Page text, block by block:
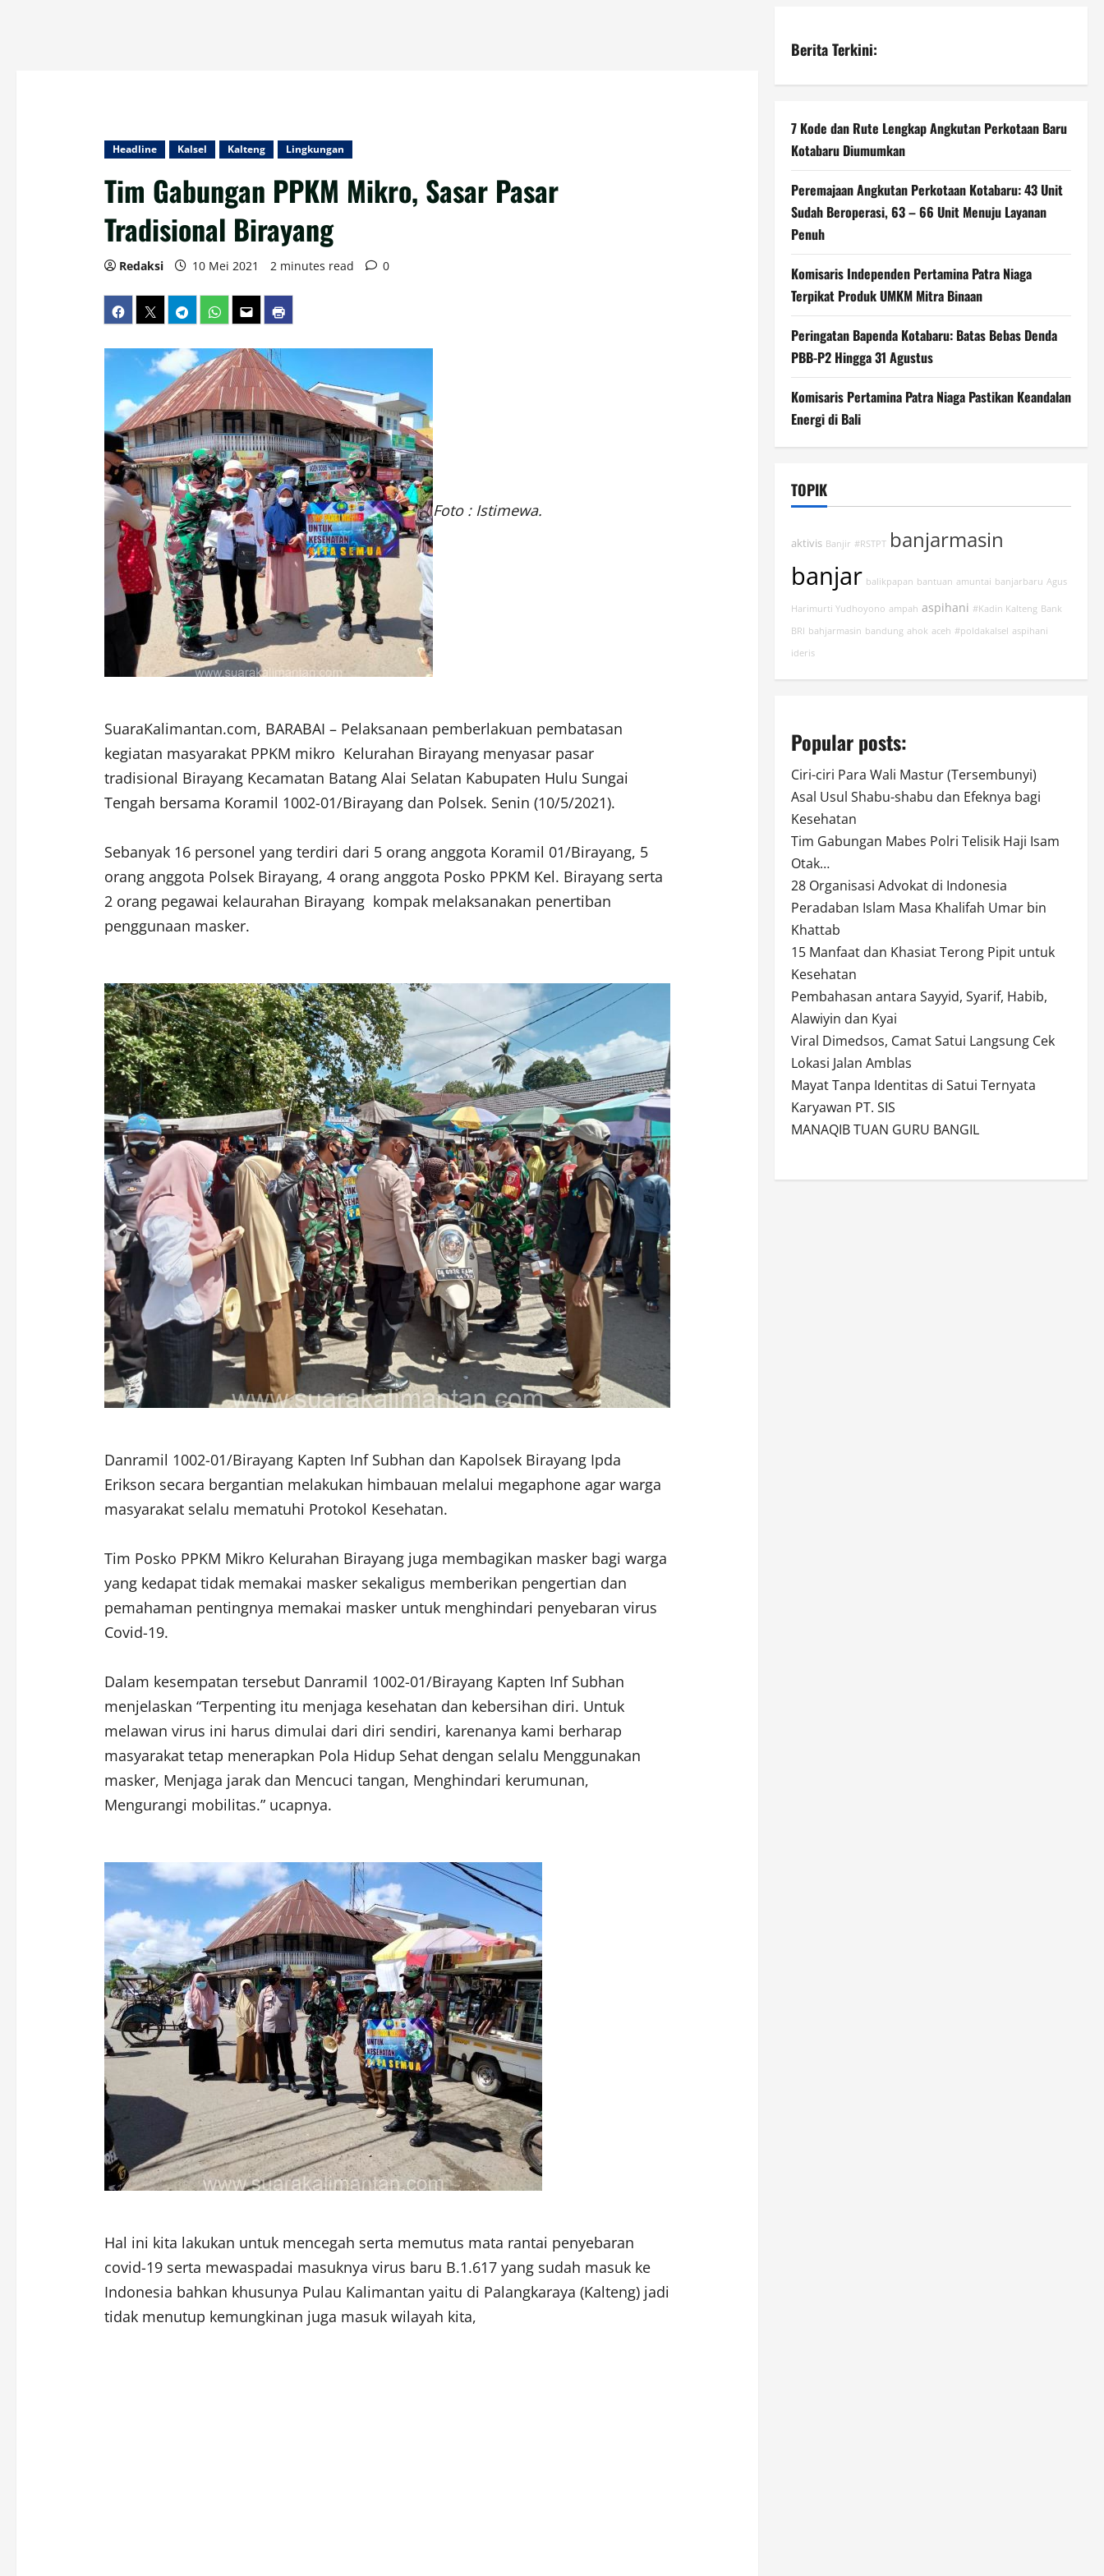
Headline Kalsel Kalteng Lingkungan
Tim Gabungan PPKM Mikro, Sasar Pasar
Tradisional Birayang
Redaksi 10 Mei 2021 2 minutes read 0
Foto : Istimewa.
SuaraKalimantan.com, BARABAI – Pelaksanaan pemberlakuan pembatasan
kegiatan masyarakat PPKM mikro Kelurahan Birayang menyasar pasar
tradisional Birayang Kecamatan Batang Alai Selatan Kabupaten Hulu Sungai
Tengah bersama Koramil 1002-01/Birayang dan Polsek. Senin (10/5/2021).
Sebanyak 16 personel yang terdiri dari 5 orang anggota Koramil 01/Birayang, 5
orang anggota Polsek Birayang, 4 orang anggota Posko PPKM Kel. Birayang serta
2 orang pegawai kelaurahan Birayang kompak melaksanakan penertiban
penggunaan masker.
Danramil 1002-01/Birayang Kapten Inf Subhan dan Kapolsek Birayang Ipda
Erikson secara bergantian melakukan himbauan melalui megaphone agar warga
masyarakat selalu mematuhi Protokol Kesehatan.
Tim Posko PPKM Mikro Kelurahan Birayang juga membagikan masker bagi warga
yang kedapat tidak memakai masker sekaligus memberikan pengertian dan
pemahaman pentingnya memakai masker untuk menghindari penyebaran virus
Covid-19.
Dalam kesempatan tersebut Danramil 1002-01/Birayang Kapten Inf Subhan
menjelaskan “Terpenting itu menjaga kesehatan dan kebersihan diri. Untuk
melawan virus ini harus dimulai dari diri sendiri, karenanya kami berharap
masyarakat tetap menerapkan Pola Hidup Sehat dengan selalu Menggunakan
masker, Menjaga jarak dan Mencuci tangan, Menghindari kerumunan,
Mengurangi mobilitas.” ucapnya.
Hal ini kita lakukan untuk mencegah serta memutus mata rantai penyebaran
covid-19 serta mewaspadai masuknya virus baru B.1.617 yang sudah masuk ke
Indonesia bahkan khusunya Pulau Kalimantan yaitu di Palangkaraya (Kalteng) jadi
tidak menutup kemungkinan juga masuk wilayah kita,
Berita Terkini:
7 Kode dan Rute Lengkap Angkutan Perkotaan Baru
Kotabaru Diumumkan
Peremajaan Angkutan Perkotaan Kotabaru: 43 Unit
Sudah Beroperasi, 63 – 66 Unit Menuju Layanan
Penuh
Komisaris Independen Pertamina Patra Niaga
Terpikat Produk UMKM Mitra Binaan
Peringatan Bapenda Kotabaru: Batas Bebas Denda
PBB-P2 Hingga 31 Agustus
Komisaris Pertamina Patra Niaga Pastikan Keandalan
Energi di Bali
TOPIK
aktivis Banjir #RSTPT banjarmasin
banjar balikpapan bantuan amuntai banjarbaru Agus
Harimurti Yudhoyono ampah aspihani #Kadin Kalteng Bank
BRI bahjarmasin bandung ahok aceh #poldakalsel aspihani
ideris
Popular posts:
Ciri-ciri Para Wali Mastur (Tersembunyi)
Asal Usul Shabu-shabu dan Efeknya bagi
Kesehatan
Tim Gabungan Mabes Polri Telisik Haji Isam
Otak…
28 Organisasi Advokat di Indonesia
Peradaban Islam Masa Khalifah Umar bin
Khattab
15 Manfaat dan Khasiat Terong Pipit untuk
Kesehatan
Pembahasan antara Sayyid, Syarif, Habib,
Alawiyin dan Kyai
Viral Dimedsos, Camat Satui Langsung Cek
Lokasi Jalan Amblas
Mayat Tanpa Identitas di Satui Ternyata
Karyawan PT. SIS
MANAQIB TUAN GURU BANGIL